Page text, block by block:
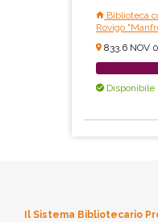
Biblioteca
Rovigo
833.6 NOV
Disponibile
Il Sistema Bibliotecario